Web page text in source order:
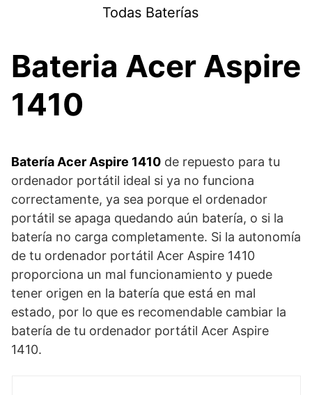
Todas Baterías
Bateria Acer Aspire
1410
Batería Acer Aspire 1410 de repuesto para tu
ordenador portátil ideal si ya no funciona
correctamente, ya sea porque el ordenador
portátil se apaga quedando aún batería, o si la
batería no carga completamente. Si la autonomía
de tu ordenador portátil Acer Aspire 1410
proporciona un mal funcionamiento y puede
tener origen en la batería que está en mal
estado, por lo que es recomendable cambiar la
batería de tu ordenador portátil Acer Aspire
1410.